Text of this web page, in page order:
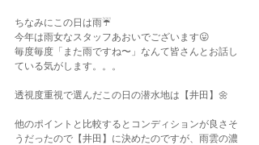
ちなみにこの日は雨☔️
今年は雨女なスタッフあおいでございます😛
毎度毎度「また雨ですね〜」なんて皆さんとお話し
ている気がします。。。
透視度重視で選んだこの日の潜水地は【井田】🌼
他のポイントと比較するとコンディションが良さそ
うだったので【井田】に決めたのですが、雨雲の濃